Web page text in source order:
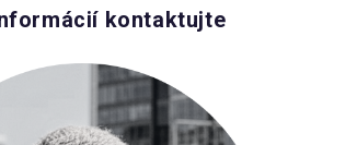
kontaktujte